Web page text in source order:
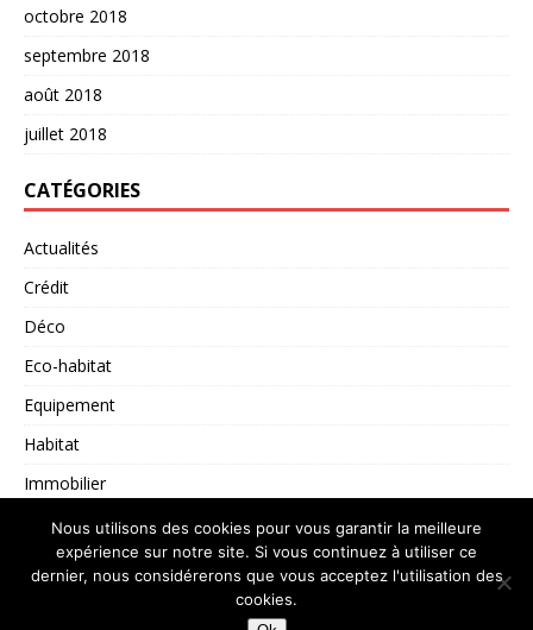
octobre 2018
septembre 2018
août 2018
juillet 2018
CATÉGORIES
Actualités
Crédit
Déco
Eco-habitat
Equipement
Habitat
Immobilier
Non classé
Copyright © 2026 | Thème WordPress par
Nous utilisons des cookies pour vous garantir la meilleure
expérience sur notre site. Si vous continuez à utiliser ce
dernier, nous considérerons que vous acceptez l'utilisation des
cookies.